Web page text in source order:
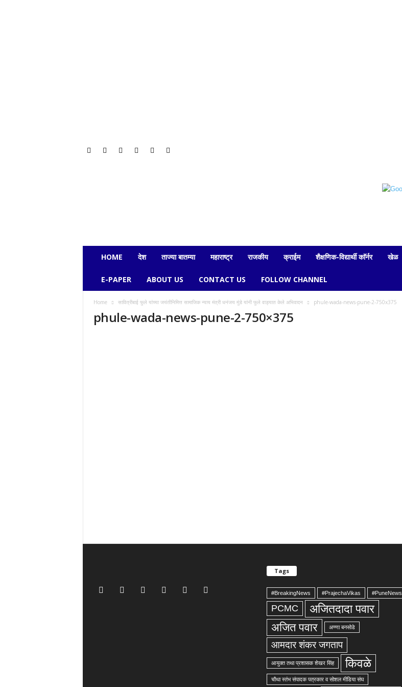
HOME देश ताज्या बातम्या महाराष्ट्र राजकीय क्राईम शैक्षणिक-विद्यार्थी काॅर्नर खेळ
E-PAPER ABOUT US CONTACT US FOLLOW CHANNEL
Home सावित्रीबाई फुले यांच्या जयंतीनिमित्त सामाजिक न्याय मंत्री धनंजय मुंडे यांनी फुले वाड्यात केले अभिवादन phule-wada-news-pune-2-750x375
phule-wada-news-pune-2-750×375
Tags
#BreakingNews #PrajechaVikas #PuneNews
PCMC अजितदादा पवार
अजित पवार अण्णा बनसोडे
आमदार शंकर जगताप
आयुक्त तथा प्रशासक शेखर सिंह किवळे
चौथा स्तंभ संपादक पत्रकार व सोशल मीडिया संघ